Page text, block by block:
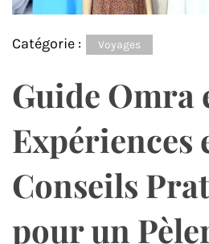
Catégorie : Voyages
Guide Omra
Expériences
Conseils
pour un